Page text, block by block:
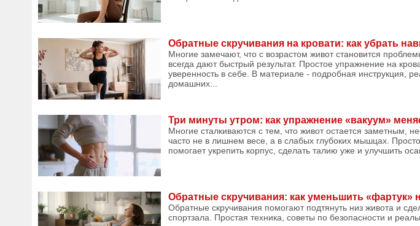
Обратные скручивания на кровати: как убрать
Многие замечают, что с возрастом живот становится
всегда дают быстрый результат. Простое упражнение на
уверенность в себе. В материале - подробная инструкция,
домашних...
Три минуты утром: как упражнение «вакуум»
Многие сталкиваются с тем, что живот остается заметным,
часто не в лишнем весе, а в слабых глубоких мышцах.
помогает укрепить корпус, сделать талию уже и улучшить
Обратные скручивания: как уменьшить «фартук»
Обратные скручивания помогают подтянуть низ живота и
спортзала. Простая техника, советы по безопасности и